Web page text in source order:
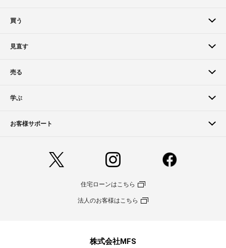
買う
見直す
売る
学ぶ
お客様サポート
住宅ローンはこちら
法人のお客様はこちら
株式会社MFS